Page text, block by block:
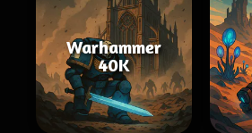
Warhammer
40K